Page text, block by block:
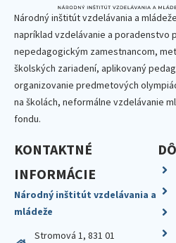
Národný inštitút vzdelávania a
napríklad vzdelávanie a poradenstvo
nepedagogickým zamestnancom,
školských zariadení, aplikovaný
organizovanie predmetových
na školách, neformálne vzdelávanie
fondu.
KONTAKTNÉ
INFORMÁCIE
Národný inštitút vzdelávania a
mládeže
Stromová 1, 831 01